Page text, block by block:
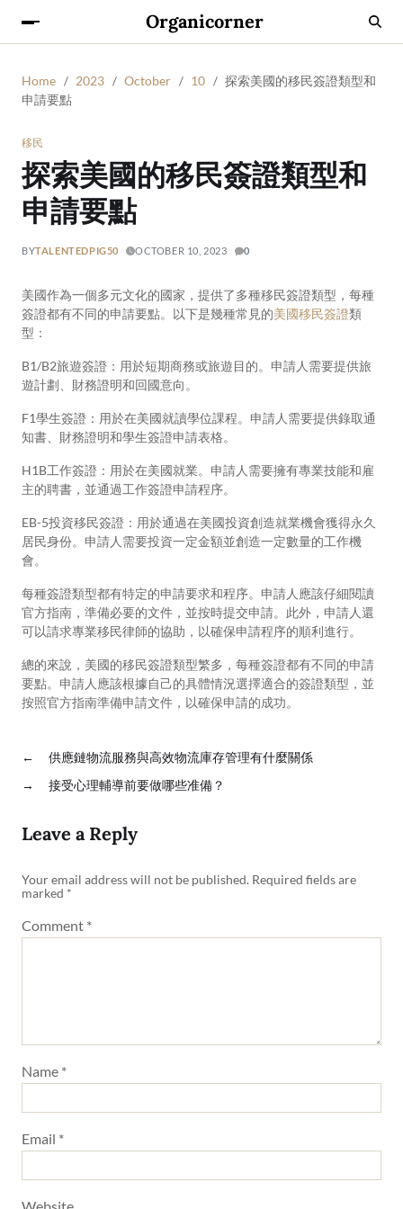
Organicorner
Home 2023 October 10
探索美國的移民簽證類型和
申請要點
移民
探索美國的移民簽證類型和
申請要點
BYTALENTEDPIG50 OCTOBER 10, 2023 0
美國作為一個多元文化的國家，提供了多種移民簽證類型，每種
簽證都有不同的申請要點。以下是幾種常見的美國移民簽證類
型：
B1/B2旅遊簽證：用於短期商務或旅遊目的。申請人需要提供旅
遊計劃、財務證明和回國意向。
F1學生簽證：用於在美國就讀學位課程。申請人需要提供錄取通
知書、財務證明和學生簽證申請表格。
H1B工作簽證：用於在美國就業。申請人需要擁有專業技能和雇
主的聘書，並通過工作簽證申請程序。
EB-5投資移民簽證：用於通過在美國投資創造就業機會獲得永久
居民身份。申請人需要投資一定金額並創造一定數量的工作機
會。
每種簽證類型都有特定的申請要求和程序。申請人應該仔細閱讀
官方指南，準備必要的文件，並按時提交申請。此外，申請人還
可以請求專業移民律師的協助，以確保申請程序的順利進行。
總的來說，美國的移民簽證類型繁多，每種簽證都有不同的申請
要點。申請人應該根據自己的具體情況選擇適合的簽證類型，並
按照官方指南準備申請文件，以確保申請的成功。
←
供應鏈物流服務與高效物流庫存管理有什麼關係
→
接受心理輔導前要做哪些准備？
Leave a Reply
Your email address will not be published. Required fields are
marked *
Comment *
Name *
Email *